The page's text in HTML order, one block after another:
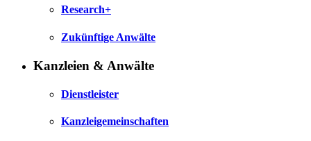
Research+
Zukünftige Anwälte
Kanzleien & Anwälte
Dienstleister
Kanzleigemeinschaften